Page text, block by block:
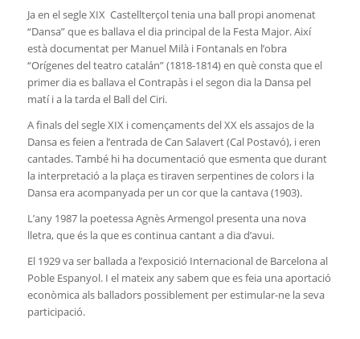
Ja en el segle XIX Castellterçol tenia una ball propi anomenat
“Dansa” que es ballava el dia principal de la Festa Major. Així
està documentat per Manuel Milà i Fontanals en l’obra
“Orígenes del teatro catalán” (1818-1814) en què consta que el
primer dia es ballava el Contrapàs i el segon dia la Dansa pel
matí i a la tarda el Ball del Ciri.
A finals del segle XIX i començaments del XX els assajos de la
Dansa es feien a l’entrada de Can Salavert (Cal Postavó), i eren
cantades. També hi ha documentació que esmenta que durant
la interpretació a la plaça es tiraven serpentines de colors i la
Dansa era acompanyada per un cor que la cantava (1903).
L’any 1987 la poetessa Agnès Armengol presenta una nova
lletra, que és la que es continua cantant a dia d’avui.
El 1929 va ser ballada a l’exposició Internacional de Barcelona al
Poble Espanyol. I el mateix any sabem que es feia una aportació
econòmica als balladors possiblement per estimular-ne la seva
participació.